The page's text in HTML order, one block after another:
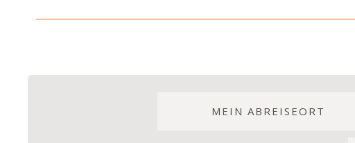
MEIN ABREISEORT